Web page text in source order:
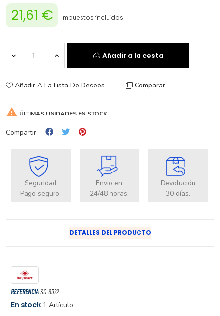
21,61 € Impuestos incluidos
Añadir a la cesta
Añadir A La Lista De Deseos Comparar
 ÚLTIMAS UNIDADES EN STOCK
Compartir
Seguridad
Pago seguro.
Envio en
24/48 horas.
Devolución
30 días.
DETALLES DEL PRODUCTO
REFERENCIA SG-6322
En stock 1 Artículo